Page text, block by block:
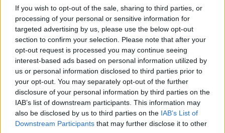
If you wish to opt-out of the sale, sharing to third parties, or
processing of your personal or sensitive information for
targeted advertising by us, please use the below opt-out
section to confirm your selection. Please note that after your
opt-out request is processed you may continue seeing
interest-based ads based on personal information utilized by
us or personal information disclosed to third parties prior to
your opt-out. You may separately opt-out of the further
disclosure of your personal information by third parties on the
IAB’s list of downstream participants. This information may
also be disclosed by us to third parties on the IAB’s List of
Downstream Participants that may further disclose it to other
Η Σελήνη στον Τοξότη και στον 11 οσου οίκο, θα
φέρει έντονη διάθεση για κοινωνικές επαφές,
φιλικές σχέσεις και ομαδικές δραστηριότητες. Η
ημέρα ευνοεί συζητήσεις με ...Διάβασε
περισσότερα
ΙΧΘΥΕΣ ♓
Η Σελήνη κινείται στον Τοξότη και στον 10ο σου,